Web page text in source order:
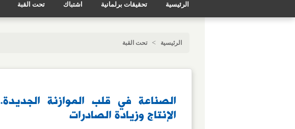
الرئيسية تحقيقات برلمانية اشتباك تحت القبة
الرئيسية > تحت القبة
الصناعة في قلب الموازنة
الإنتاج وزيادة الصادرات